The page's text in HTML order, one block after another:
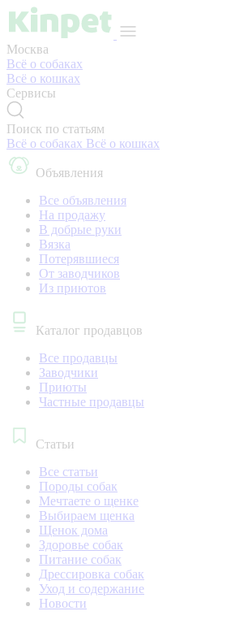
Москва
Всё о собаках
Всё о кошках
Сервисы
Поиск по статьям
Всё о собаках Всё о кошках
Объявления
Все объявления
На продажу
В добрые руки
Вязка
Потерявшиеся
От заводчиков
Из приютов
Каталог продавцов
Все продавцы
Заводчики
Приюты
Частные продавцы
Статьи
Все статьи
Породы собак
Мечтаете о щенке
Выбираем щенка
Щенок дома
Здоровье собак
Питание собак
Дрессировка собак
Уход и содержание
Новости